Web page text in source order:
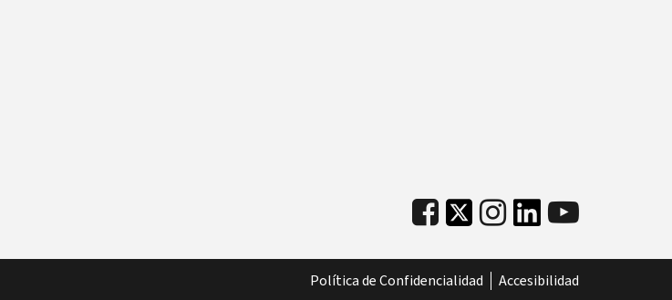
Política de Confidencialidad Accesibilidad